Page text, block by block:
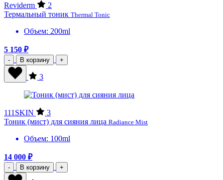
Reviderm
2
Термальный тоник Thermal Tonic
Объем: 200ml
5 150 ₽
- В корзину +
3
111SKIN
3
Тоник (мист) для сияния лица Radiance Mist
Объем: 100ml
14 000 ₽
- В корзину +